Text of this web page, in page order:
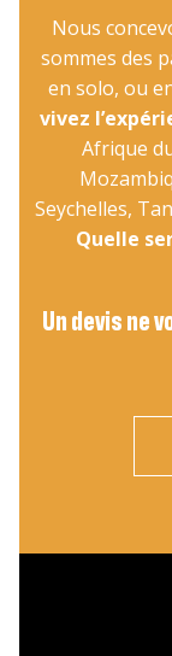
Nous
sommes des
en solo, ou
vivez
Afrique
Seychelles,
Quelle
Un devis ne